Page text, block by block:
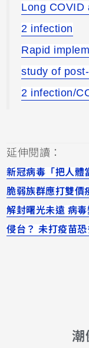
Long COVID
2 infection
Rapid
study of
2 infection/
延伸閱讀：
新冠病毒「把人體
脆弱族群應打雙價
解封曙光未遠 病
侵台？ 未打疫苗
潮